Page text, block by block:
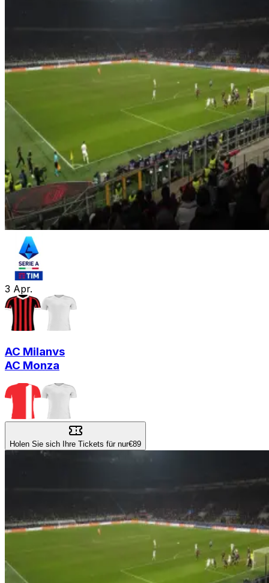
3 Apr.
AC Milanvs
AC Monza
Holen Sie sich Ihre Tickets für nur€89